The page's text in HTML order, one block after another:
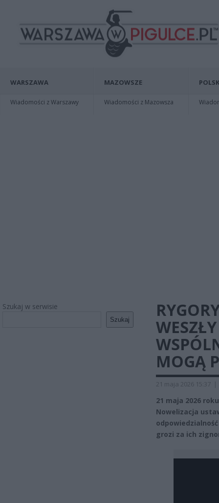
WARSZAWA
Wiadomości z Warszawy
MAZOWSZE
Wiadomości z Mazowsza
Szukaj w serwisie
Szukaj
MOGĄ
21 maja 2026 15:37 |
21 maja 2026
Nowelizacja
grozi za ich